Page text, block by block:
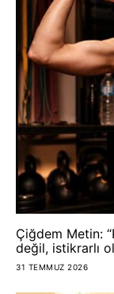
Çiğdem Metin:
değil, istikrarlı
31 TEMMUZ 2026